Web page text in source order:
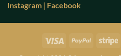
Instagram | Facebook
Visa PayPal